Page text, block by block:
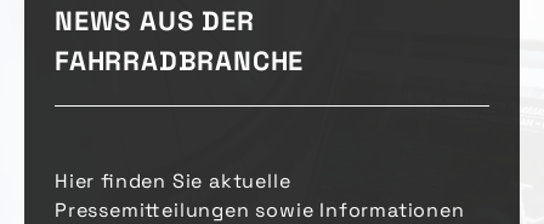
NEWS AUS DER
FAHRRADBRANCHE
Hier finden Sie aktuelle
Pressemitteilungen sowie Informationen